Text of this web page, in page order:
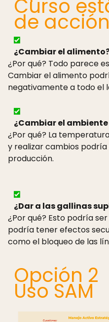
Curso
de acción
¿Cambiar el
¿Por qué? Todo parece
Cambiar el alimento
negativamente a todo el
¿Cambiar el
¿Por qué? La
y realizar cambios
producción.
¿Dar a las gallinas
¿Por qué? Esto podría
podría tener efectos
como el bloqueo de las
Opción 2
Uso SAM